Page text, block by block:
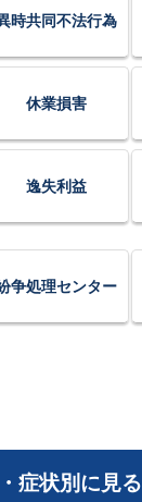
時共同不法行為
休業損害
逸失利益
争処理センター
症状別に見る